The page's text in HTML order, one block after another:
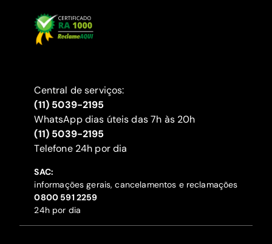
Central de serviços:
(11) 5039-2195
WhatsApp dias úteis das 7h às 20h
(11) 5039-2195
‍Telefone 24h por dia
SAC:
informações gerais, cancelamentos e reclamações
‍0800 591 2259
24h por dia